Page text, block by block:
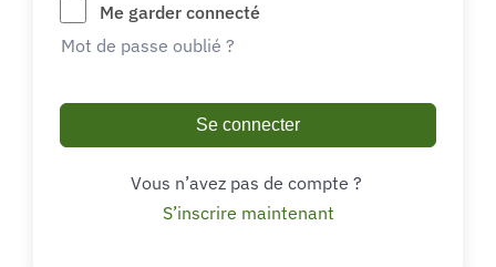
Me garder connecté
Mot de passe oublié ?
Se connecter
Vous n’avez pas de compte ?
S’inscrire maintenant